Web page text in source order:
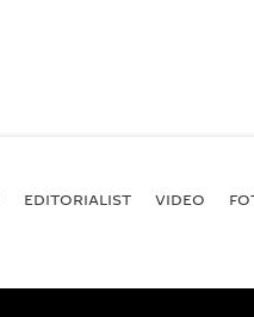
EDITORIALIST VIDEO